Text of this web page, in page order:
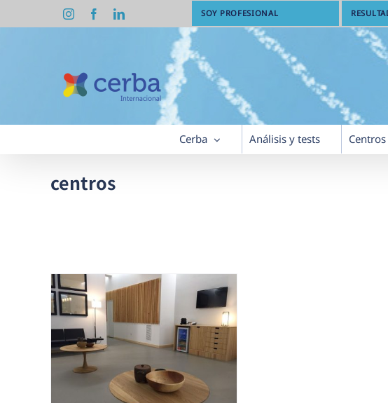
InstagramFacebookLinkedIn SOY PROFESIONAL
Cerba Análisis y tests Centros
centros